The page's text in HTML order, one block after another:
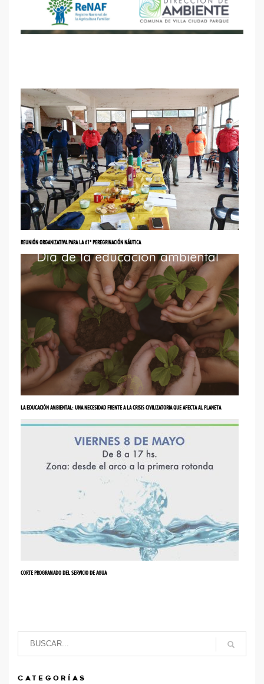
REUNIÓN ORGANIZATIVA PARA LA 61º PEREGRINACIÓN NÁUTICA
LA EDUCACIÓN AMBIENTAL: UNA NECESIDAD FRENTE A LA CRISIS CIVILIZATORIA QUE AFECTA AL PLANETA
CORTE PROGRAMADO DEL SERVICIO DE AGUA
CATEGORÍAS